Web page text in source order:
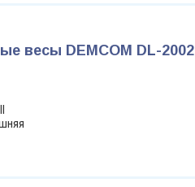
весы DEMCOM DL-2002